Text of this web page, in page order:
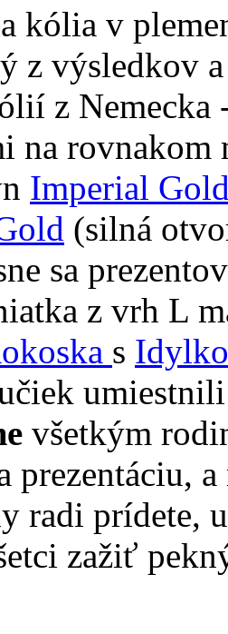
kólia v
z výsledkov
z Nemecka
na rovnakom
Imperial
(silná
sa
z vrh L
s
všetkým
prezentáciu,
radi prídete,
zažiť